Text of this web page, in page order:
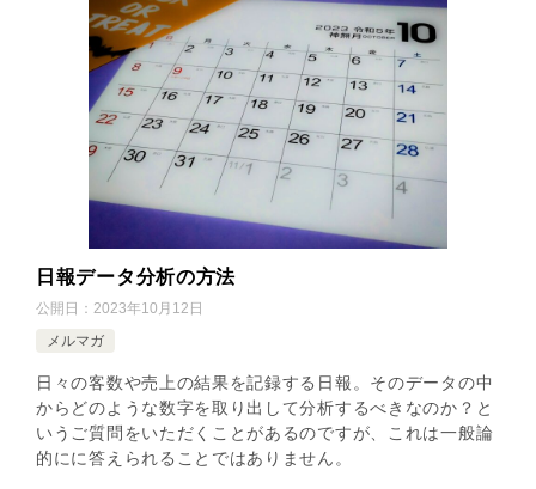
日報データ分析の方法
公開日： 2023年10月12日
メルマガ
日々の客数や売上の結果を記録する日報。そのデータの中
からどのような数字を取り出して分析するべきなのか？と
いうご質問をいただくことがあるのですが、これは一般論
的にに答えられることではありません。